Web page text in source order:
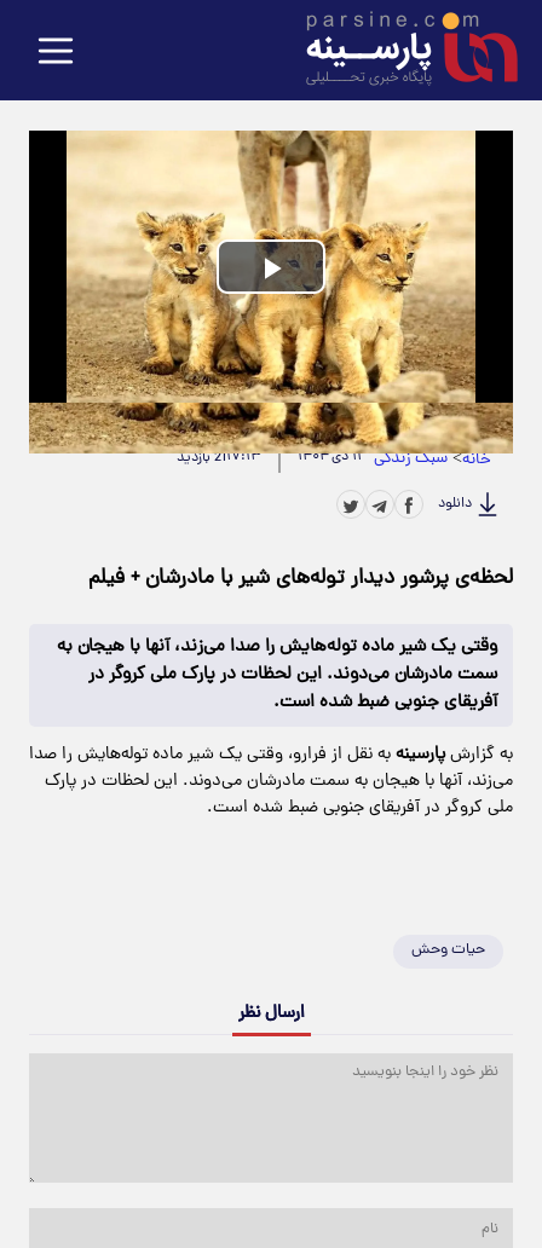
Play
Video
حجم ویدیو: 5.19M |مدت زمان ویدیو: 00:01:06
خانه>سبک زندگی ۱۱ دی ۱۴۰۴ ۱۷:۱۳21 بازدید
دانلود
لحظه‌ی پرشور دیدار توله‌های شیر با مادرشان + فیلم
وقتی یک شیر ماده توله‌هایش را صدا می‌زند، آنها با هیجان به
سمت مادرشان می‌دوند. این لحظات در پارک ملی کروگر در
آفریقای جنوبی ضبط شده است.
به گزارشپارسینهبه نقل از فرارو، وقتی یک شیر ماده توله‌هایش را صدا
می‌زند، آنها با هیجان به سمت مادرشان می‌دوند. این لحظات در پارک
ملی کروگر در آفریقای جنوبی ضبط شده است.
حیات وحش
ارسال نظر